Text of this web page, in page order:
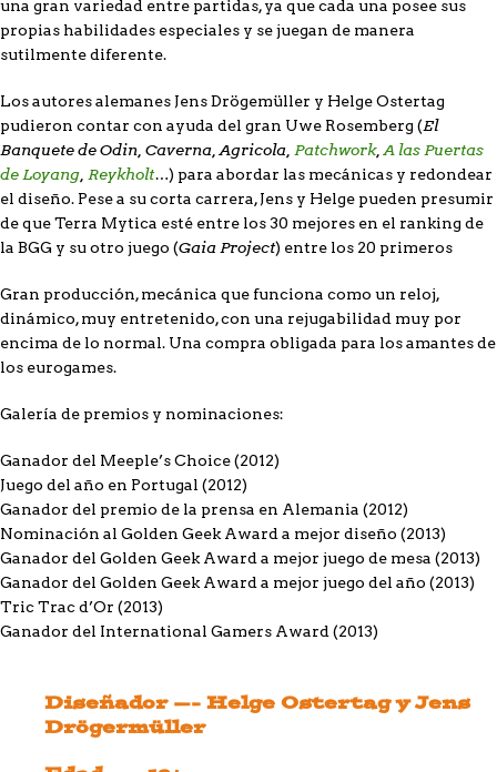
una gran variedad entre partidas, ya que cada una posee sus
propias habilidades especiales y se juegan de manera
sutilmente diferente.
Los autores alemanes Jens Drögemüller y Helge Ostertag
pudieron contar con ayuda del gran Uwe Rosemberg (El
Banquete de Odin, Caverna, Agricola, Patchwork,A las Puertas
de Loyang, Reykholt…) para abordar las mecánicas y redondear
el diseño. Pese a su corta carrera, Jens y Helge pueden presumir
de que Terra Mytica esté entre los 30 mejores en el ranking de
la BGG y su otro juego (Gaia Project) entre los 20 primeros
Gran producción, mecánica que funciona como un reloj,
dinámico, muy entretenido, con una rejugabilidad muy por
encima de lo normal. Una compra obligada para los amantes de
los eurogames.
Galería de premios y nominaciones:
Ganador del Meeple’s Choice (2012)
Juego del año en Portugal (2012)
Ganador del premio de la prensa en Alemania (2012)
Nominación al Golden Geek Award a mejor diseño (2013)
Ganador del Golden Geek Award a mejor juego de mesa (2013)
Ganador del Golden Geek Award a mejor juego del año (2013)
Tric Trac d’Or (2013)
Ganador del International Gamers Award (2013)
Diseñador —- Helge Ostertag y Jens
Drögermüller